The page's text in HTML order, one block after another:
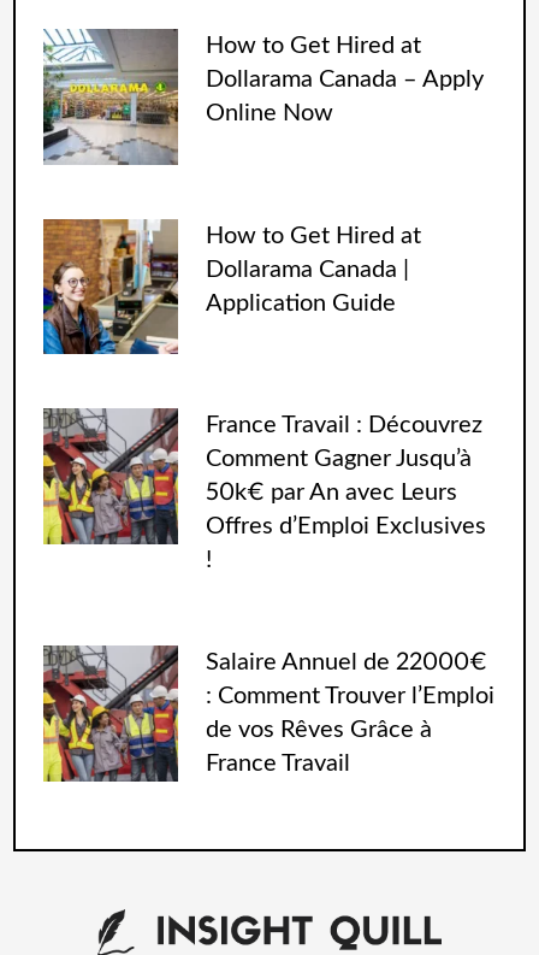
How to Get Hired at
Dollarama Canada – Apply
Online Now
How to Get Hired at
Dollarama Canada |
Application Guide
France Travail : Découvrez
Comment Gagner Jusqu’à
50k€ par An avec Leurs
Offres d’Emploi Exclusives
!
Salaire Annuel de 22000€
: Comment Trouver l’Emploi
de vos Rêves Grâce à
France Travail